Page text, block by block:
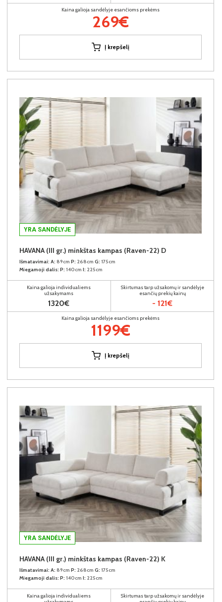
Kaina galioja sandėlyje esančioms prekėms
269€
Į krepšelį
YRA SANDĖLYJE
HAVANA (III gr.) minkštas kampas (Raven-22) D
Išmatavimai: A: 89cm P: 268cm G: 175cm
Miegamoji dalis: P: 140cm I: 225cm
Kaina galioja individualiems
užsakymams
1320€
Skirtumas tarp užsakomų ir sandėlyje
esančių prekių kainų
- 121€
Kaina galioja sandėlyje esančioms prekėms
1199€
Į krepšelį
YRA SANDĖLYJE
HAVANA (III gr.) minkštas kampas (Raven-22) K
Išmatavimai: A: 89cm P: 268cm G: 175cm
Miegamoji dalis: P: 140cm I: 225cm
Kaina galioja individualiems
Skirtumas tarp užsakomų ir sandėlyje